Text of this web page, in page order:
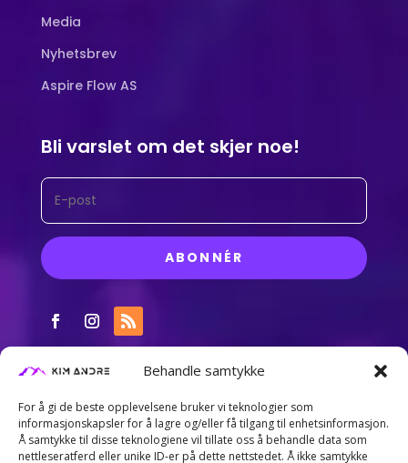
Behandle samtykke
For å gi de beste opplevelsene bruker vi teknologier som
informasjonskapsler for å lagre og/eller få tilgang til enhetsinformasjon.
Å samtykke til disse teknologiene vil tillate oss å behandle data som
nettleseratferd eller unike ID-er på dette nettstedet. Å ikke samtykke
Media
Nyhetsbrev
Aspire Flow AS
Bli varslet om det skjer noe!
ABONNÉR